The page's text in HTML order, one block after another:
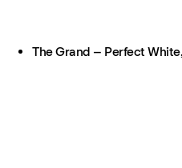
The Grand – Perfect